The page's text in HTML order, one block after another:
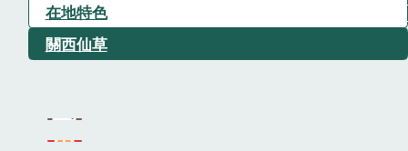
在地特色
關西仙草